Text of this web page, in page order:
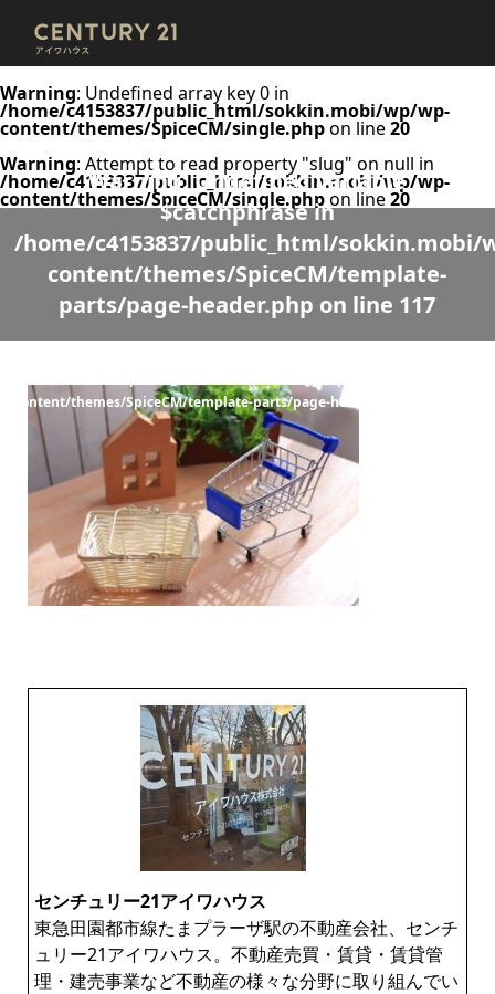
Warning: Undefined array key 0 in
/home/c4153837/public_html/sokkin.mobi/wp/wp-
content/themes/SpiceCM/single.phpon line20
Warning: Attempt to read property "slug" on null in
/home/c4153837/public_html/sokkin.mobi/wp/wp-
content/themes/SpiceCM/single.phpon line20
Warning: Undefined variable
$catchphrase in
/home/c4153837/public_html/sokkin.mobi/
content/themes/SpiceCM/template-
parts/page-header.php on line 117
content/themes/SpiceCM/template-parts/page-header.php
センチュリー21アイワハウス
東急田園都市線たまプラーザ駅の不動産会社、センチ
ュリー21アイワハウス。不動産売買・賃貸・賃貸管
理・建売事業など不動産の様々な分野に取り組んでい